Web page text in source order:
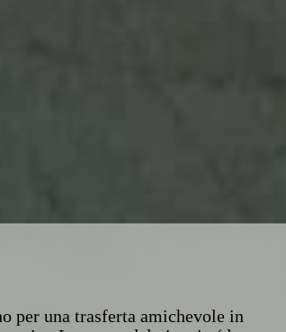
per una trasferta amichevole in